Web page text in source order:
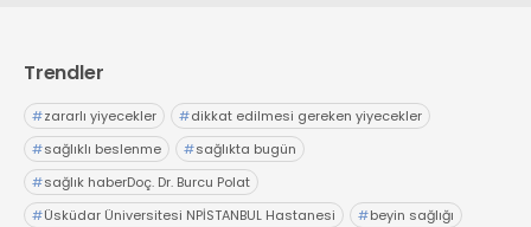
Trendler
#zararlı yiyecekler #dikkat edilmesi gereken yiyecekler
#sağlıklı beslenme #sağlıkta bugün
#sağlık haberDoç. Dr. Burcu Polat
#Üsküdar Üniversitesi NPİSTANBUL Hastanesi #beyin sağlığı
ÇOCUK SAĞLIĞI VE HASTALIKLARI
GENEL CERRAHİ
SENDİKALAR